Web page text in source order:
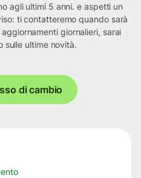
agli ultimi 5 anni. e aspetti un
ti contatteremo quando sarà
giornalieri, sarai
sulle ultime novità.
di cambio